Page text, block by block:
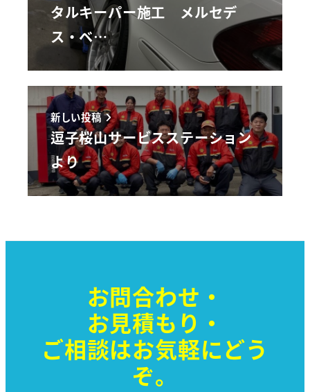
タルキーパー施工 メルセデ
ス・ベ…
新しい投稿
逗子桜山サービスステーション
より
お問合わせ・
お見積もり・
ご相談はお気軽にどう
ぞ。